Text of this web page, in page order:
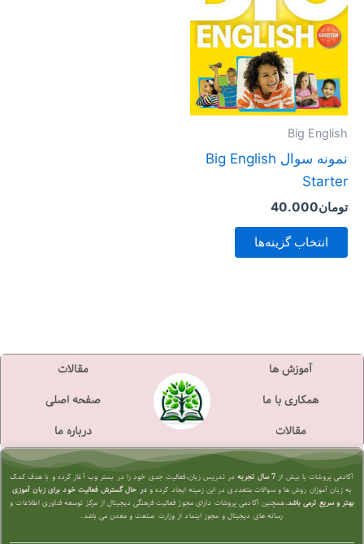
Big English
نمونه سوال Big English
Starter
تومان40.000
انتخاب گزینه‌ها
دارای
انواع
مختلفی
می
باشد.
ها
آموزش ها
همکاری با ما
مقالات
مقالات
صفحه اصلی
درباره ما
آکادمی پروشات با بیش از 7 سال تجربه
در تدریس زبان،فعالیت جدی خود را در بستر وب آغاز کرده و با هدف کمک
به زبان آموزان روش ها و سوالات متعددی در این زمینه ایجاد کرده ودر حال گسترش فعالیت خود برای زبان آموزی
بهتر و سریع ترمی باشد.همچنین آکادمی پروشات دارای مجوز فعالیت فرهنگی دیجیتال از مرکز توسعه فناوری اطلاعات و
رسانه های دیجیتال و مجوز اینماد از وزارت صنعت و معدن می باشد.